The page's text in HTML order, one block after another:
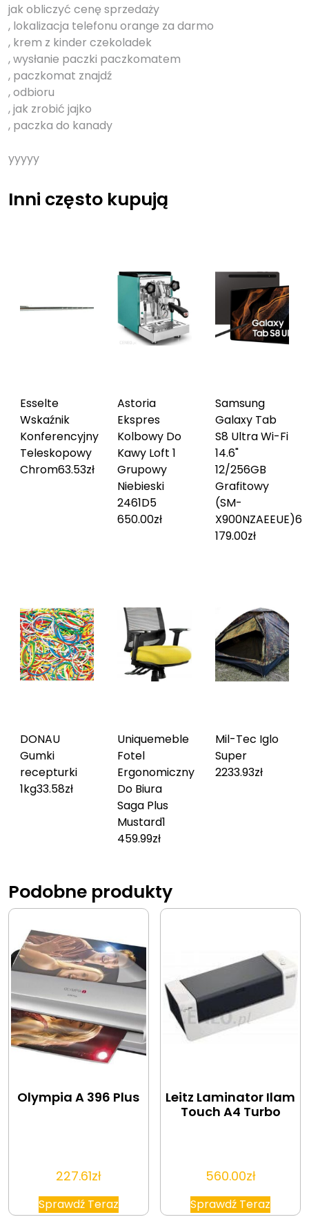
jak obliczyć cenę sprzedaży
, lokalizacja telefonu orange za darmo
, krem z kinder czekoladek
, wysłanie paczki paczkomatem
, paczkomat znajdź
, odbioru
, jak zrobić jajko
, paczka do kanady
yyyyy
Inni często kupują
Esselte
Wskaźnik
Konferencyjny
Teleskopowy
Chrom63.53zł
Astoria
Ekspres
Kolbowy Do
Kawy Loft 1
Grupowy
Niebieski
2461D5
650.00zł
Samsung
Galaxy Tab
S8 Ultra Wi-Fi
14.6"
12/256GB
Grafitowy
(SM-
X900NZAEEUE)6
179.00zł
DONAU
Gumki
recepturki
1kg33.58zł
Uniquemeble
Fotel
Ergonomiczny
Do Biura
Saga Plus
Mustard1
459.99zł
Mil-Tec Iglo
Super
2233.93zł
Podobne produkty
Olympia A 396 Plus
227.61zł
Sprawdź Teraz
Leitz Laminator Ilam
Touch A4 Turbo
560.00zł
Sprawdź Teraz